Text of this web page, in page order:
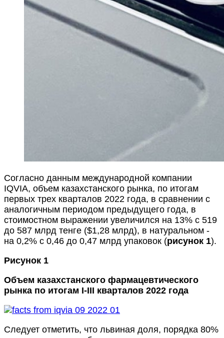
Согласно данным международной компании
IQVIA, объем казахстанского рынка, по итогам
первых трех кварталов 2022 года, в сравнении с
аналогичным периодом предыдущего года, в
стоимостном выражении увеличился на 13% с 519
до 587 млрд тенге ($1,28 млрд), в натуральном -
на 0,2% с 0,46 до 0,47 млрд упаковок (рисунок 1).
Рисунок 1
Объем казахстанского фармацевтического
рынка по итогам I-III кварталов 2022 года
Следует отметить, что львиная доля, порядка 80%